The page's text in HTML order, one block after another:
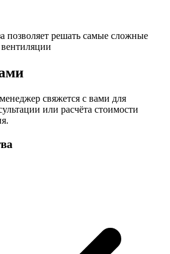
позволяет решать самые сложные
свяжется с вами для
или расчёта стоимости